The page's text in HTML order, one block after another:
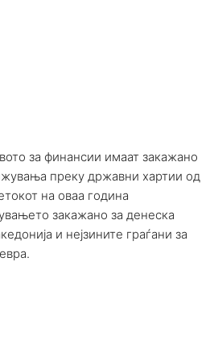
за финансии имаат закажано
преку државни хартии од
на оваа година
закажано за денеска
и нејзините граѓани за